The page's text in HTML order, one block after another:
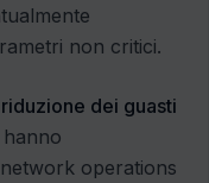
non critici.
riduzione dei guasti
operations